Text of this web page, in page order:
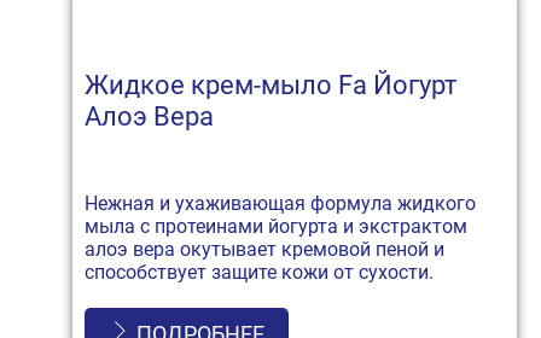
Жидкое крем-мыло Fa Йогурт
Алоэ Вера
Нежная и ухаживающая формула жидкого
мыла с протеинами йогурта и экстрактом
алоэ вера окутывает кремовой пеной и
способствует защите кожи от сухости.